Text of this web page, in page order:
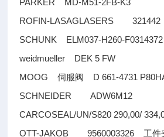
PARKER MD-M51-2FB-K3
ROFIN-LASAGLASERS
SCHUNK ELM037-H260-F0314372
weidmueller DEK 5 FW
MOOG伺服阀
D 661-4731
SCHNEIDER ADW6M12
CARCOSEAL/UN/S820 290,00/
OTT-JAKOB 9560003326 工件